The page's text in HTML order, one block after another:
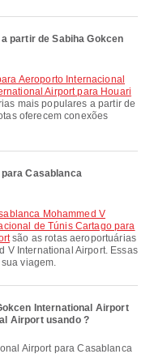
partir de Sabiha Gokcen
Airport para Houari
mais populares a partir de
oferecem conexões
Casablanca
de Túnis Cartago para
são as rotas aeroportuárias
V International Airport. Essas
viagem.
International Airport
Airport usando ?